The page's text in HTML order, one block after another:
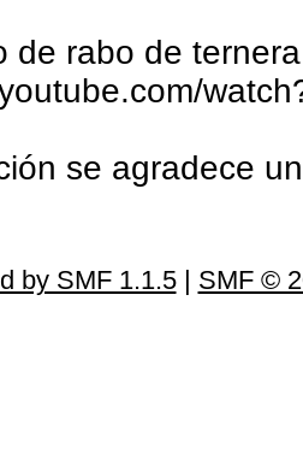
de rabo de
se agradece
by SMF 1.1.5| SMF ©